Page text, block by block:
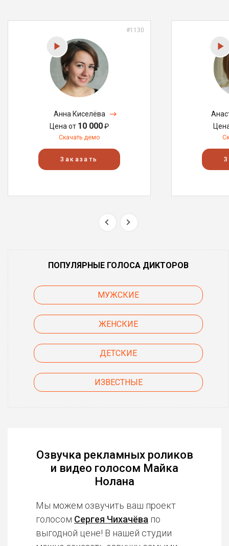
#1130
Анна Киселёва
Цена от 10 000₽
Скачать демо
Заказать
ПОПУЛЯРНЫЕ ГОЛОСА ДИКТОРОВ
МУЖСКИЕ
ЖЕНСКИЕ
ДЕТСКИЕ
ИЗВЕСТНЫЕ
Озвучка рекламных роликов
и видео голосом Майка
Нолана
Мы можем озвучить ваш проект
голосом Сергея Чихачёва по
выгодной цене! В нашей студии